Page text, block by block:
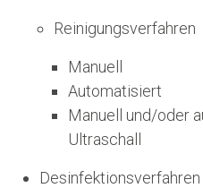
Reinigungsverfahren
Manuell
Automatisiert
Manuell und/oder
Ultraschall